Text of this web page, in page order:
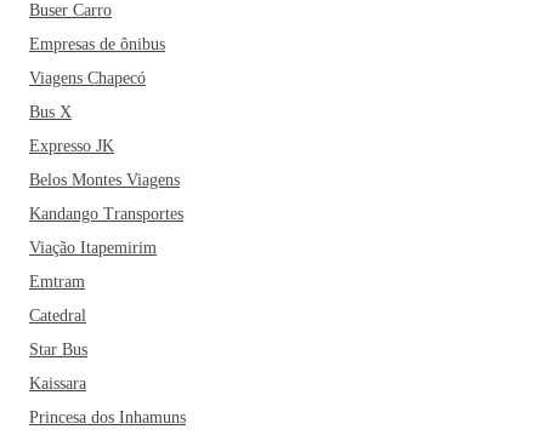
Buser Carro
Empresas de ônibus
Viagens Chapecó
Bus X
Expresso JK
Belos Montes Viagens
Kandango Transportes
Viação Itapemirim
Emtram
Catedral
Star Bus
Kaissara
Princesa dos Inhamuns